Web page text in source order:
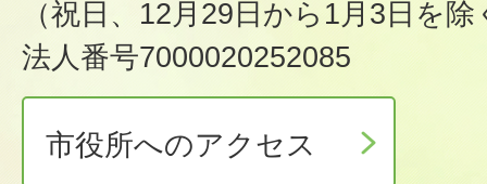
（祝日、12月29日から1月3日を除
法人番号7000020252085
市役所へのアクセス